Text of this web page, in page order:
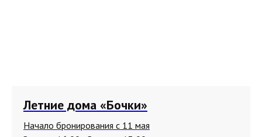
Летние дома «Бочки»
Начало бронирования с 11 мая